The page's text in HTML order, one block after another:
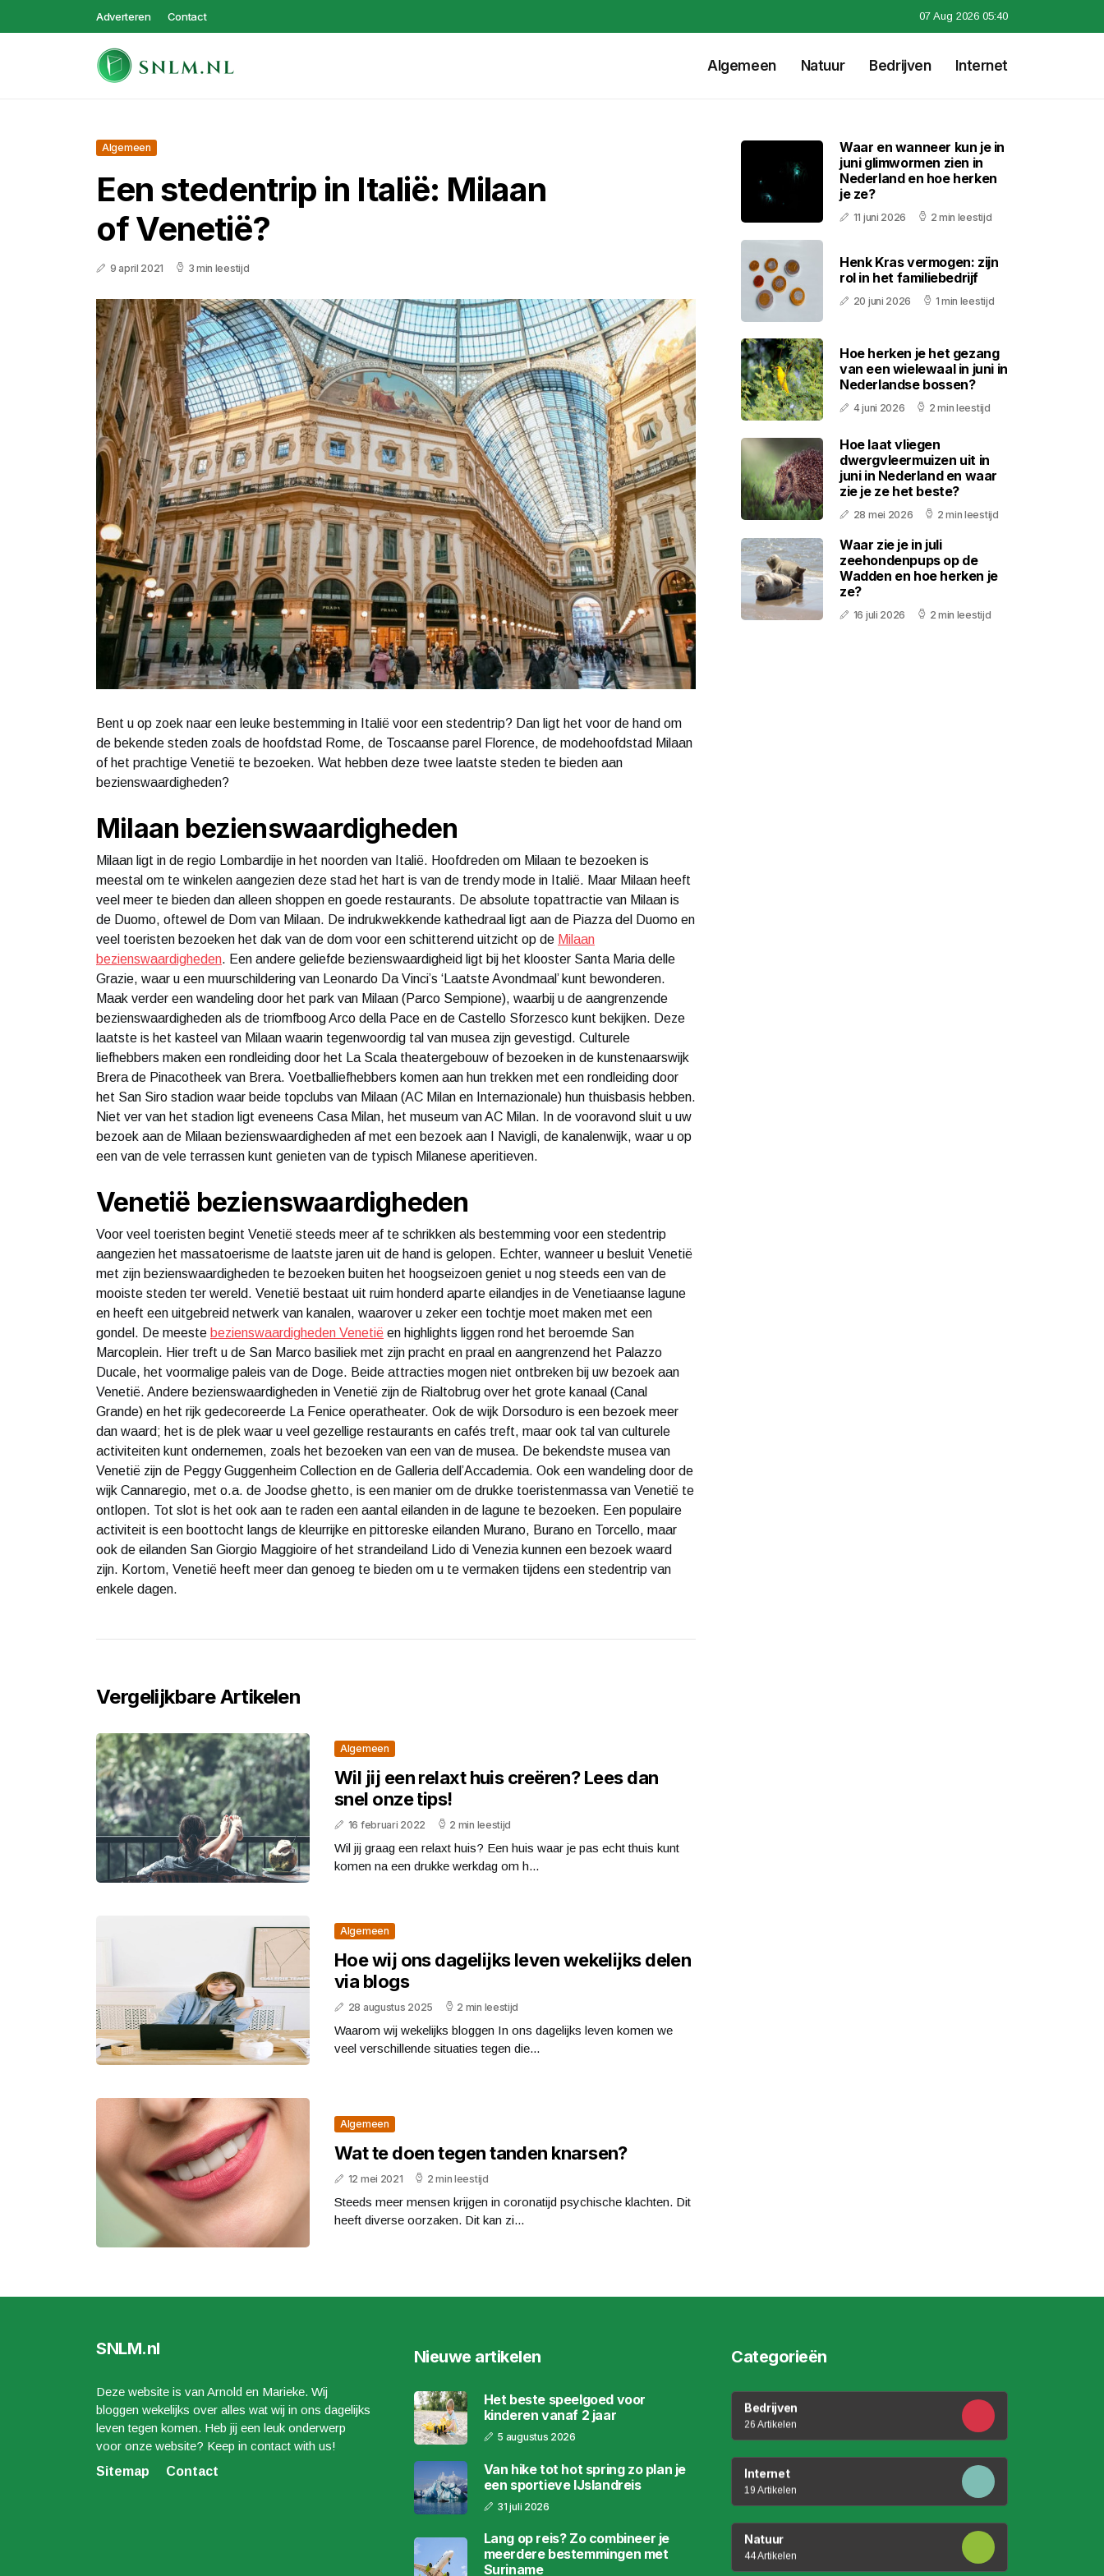
Adverteren Contact 07 Aug 2026 05:40
Algemeen Natuur Bedrijven Internet
Algemeen
Een stedentrip in Italië: Milaan
of Venetië?
9 april 2021 3 min leestijd
Bent u op zoek naar een leuke bestemming in Italië voor een stedentrip? Dan ligt het voor de hand om
de bekende steden zoals de hoofdstad Rome, de Toscaanse parel Florence, de modehoofdstad Milaan
of het prachtige Venetië te bezoeken. Wat hebben deze twee laatste steden te bieden aan
bezienswaardigheden?
Milaan bezienswaardigheden
Milaan ligt in de regio Lombardije in het noorden van Italië. Hoofdreden om Milaan te bezoeken is
meestal om te winkelen aangezien deze stad het hart is van de trendy mode in Italië. Maar Milaan heeft
veel meer te bieden dan alleen shoppen en goede restaurants. De absolute topattractie van Milaan is
de Duomo, oftewel de Dom van Milaan. De indrukwekkende kathedraal ligt aan de Piazza del Duomo en
veel toeristen bezoeken het dak van de dom voor een schitterend uitzicht op de Milaan
bezienswaardigheden. Een andere geliefde bezienswaardigheid ligt bij het klooster Santa Maria delle
Grazie, waar u een muurschildering van Leonardo Da Vinci’s ‘Laatste Avondmaal’ kunt bewonderen.
Maak verder een wandeling door het park van Milaan (Parco Sempione), waarbij u de aangrenzende
bezienswaardigheden als de triomfboog Arco della Pace en de Castello Sforzesco kunt bekijken. Deze
laatste is het kasteel van Milaan waarin tegenwoordig tal van musea zijn gevestigd. Culturele
liefhebbers maken een rondleiding door het La Scala theatergebouw of bezoeken in de kunstenaarswijk
Brera de Pinacotheek van Brera. Voetballiefhebbers komen aan hun trekken met een rondleiding door
het San Siro stadion waar beide topclubs van Milaan (AC Milan en Internazionale) hun thuisbasis hebben.
Niet ver van het stadion ligt eveneens Casa Milan, het museum van AC Milan. In de vooravond sluit u uw
bezoek aan de Milaan bezienswaardigheden af met een bezoek aan I Navigli, de kanalenwijk, waar u op
een van de vele terrassen kunt genieten van de typisch Milanese aperitieven.
Venetië bezienswaardigheden
Voor veel toeristen begint Venetië steeds meer af te schrikken als bestemming voor een stedentrip
aangezien het massatoerisme de laatste jaren uit de hand is gelopen. Echter, wanneer u besluit Venetië
met zijn bezienswaardigheden te bezoeken buiten het hoogseizoen geniet u nog steeds een van de
mooiste steden ter wereld. Venetië bestaat uit ruim honderd aparte eilandjes in de Venetiaanse lagune
en heeft een uitgebreid netwerk van kanalen, waarover u zeker een tochtje moet maken met een
gondel. De meeste bezienswaardigheden Venetië en highlights liggen rond het beroemde San
Marcoplein. Hier treft u de San Marco basiliek met zijn pracht en praal en aangrenzend het Palazzo
Ducale, het voormalige paleis van de Doge. Beide attracties mogen niet ontbreken bij uw bezoek aan
Venetië. Andere bezienswaardigheden in Venetië zijn de Rialtobrug over het grote kanaal (Canal
Grande) en het rijk gedecoreerde La Fenice operatheater. Ook de wijk Dorsoduro is een bezoek meer
dan waard; het is de plek waar u veel gezellige restaurants en cafés treft, maar ook tal van culturele
activiteiten kunt ondernemen, zoals het bezoeken van een van de musea. De bekendste musea van
Venetië zijn de Peggy Guggenheim Collection en de Galleria dell’Accademia. Ook een wandeling door de
wijk Cannaregio, met o.a. de Joodse ghetto, is een manier om de drukke toeristenmassa van Venetië te
ontlopen. Tot slot is het ook aan te raden een aantal eilanden in de lagune te bezoeken. Een populaire
activiteit is een boottocht langs de kleurrijke en pittoreske eilanden Murano, Burano en Torcello, maar
ook de eilanden San Giorgio Maggioire of het strandeiland Lido di Venezia kunnen een bezoek waard
zijn. Kortom, Venetië heeft meer dan genoeg te bieden om u te vermaken tijdens een stedentrip van
enkele dagen.
Vergelijkbare Artikelen
Algemeen
Wil jij een relaxt huis creëren? Lees dan
snel onze tips!
16 februari 2022 2 min leestijd
Wil jij graag een relaxt huis? Een huis waar je pas echt thuis kunt
komen na een drukke werkdag om h...
Algemeen
Hoe wij ons dagelijks leven wekelijks delen
via blogs
28 augustus 2025 2 min leestijd
Waarom wij wekelijks bloggen In ons dagelijks leven komen we
veel verschillende situaties tegen die...
Algemeen
Wat te doen tegen tanden knarsen?
12 mei 2021 2 min leestijd
Steeds meer mensen krijgen in coronatijd psychische klachten. Dit
heeft diverse oorzaken. Dit kan zi...
Waar en wanneer kun je in
juni glimwormen zien in
Nederland en hoe herken
je ze?
11 juni 2026 2 min leestijd
Henk Kras vermogen: zijn
rol in het familiebedrijf
20 juni 2026 1 min leestijd
Hoe herken je het gezang
van een wielewaal in juni in
Nederlandse bossen?
4 juni 2026 2 min leestijd
Hoe laat vliegen
dwergvleermuizen uit in
juni in Nederland en waar
zie je ze het beste?
28 mei 2026 2 min leestijd
Waar zie je in juli
zeehondenpups op de
Wadden en hoe herken je
ze?
16 juli 2026 2 min leestijd
SNLM.nl
Deze website is van Arnold en Marieke. Wij
bloggen wekelijks over alles wat wij in ons dagelijks
leven tegen komen. Heb jij een leuk onderwerp
voor onze website? Keep in contact with us!
Sitemap
Contact
Nieuwe artikelen
Het beste speelgoed voor
kinderen vanaf 2 jaar
5 augustus 2026
Van hike tot hot spring zo plan je
een sportieve IJslandreis
31 juli 2026
Lang op reis? Zo combineer je
meerdere bestemmingen met
Suriname
Categorieën
Bedrijven
26 Artikelen
Internet
19 Artikelen
Natuur
44 Artikelen